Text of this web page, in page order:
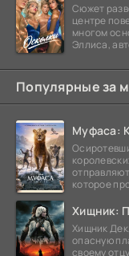
Сюжет
центре
многом
Эллиса,
Популярные за
Муфаса:
которое
Хищник:
Хищник
опасную
своему